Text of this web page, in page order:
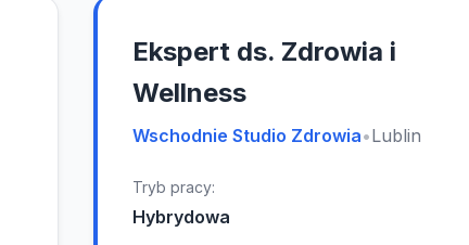
Ekspert ds. Zdrowia i
Wellness
Wschodnie Studio Zdrowia•Lublin
Tryb pracy:
Hybrydowa